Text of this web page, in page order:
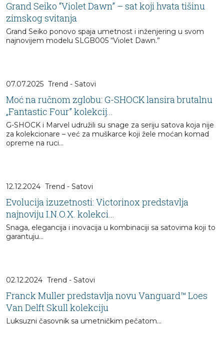
Grand Seiko “Violet Dawn” – sat koji hvata tišinu
zimskog svitanja
Grand Seiko ponovo spaja umetnost i inženjering u svom
najnovijem modelu SLGB005 “Violet Dawn.”
07.07.2025 Trend - Satovi
Moć na ručnom zglobu: G-SHOCK lansira brutalnu
„Fantastic Four” kolekcij...
G-SHOCK i Marvel udružili su snage za seriju satova koja nije
za kolekcionare – već za muškarce koji žele moćan komad
opreme na ruci…
12.12.2024 Trend - Satovi
Evolucija izuzetnosti: Victorinox predstavlja
najnoviju I.N.O.X. kolekci...
Snaga, elegancija i inovacija u kombinaciji sa satovima koji to
garantuju...
02.12.2024 Trend - Satovi
Franck Muller predstavlja novu Vanguard™ Loes
Van Delft Skull kolekciju
Luksuzni časovnik sa umetničkim pečatom...